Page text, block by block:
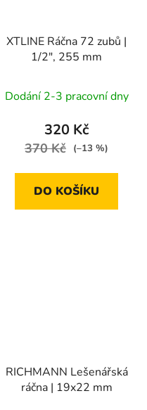
XTLINE Ráčna 72 zubů |
1/2", 255 mm
Dodání 2-3 pracovní dny
320 Kč
370 Kč (–13 %)
DO KOŠÍKU
RICHMANN Lešenářská
ráčna | 19x22 mm